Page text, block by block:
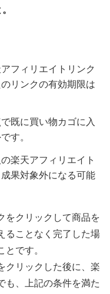
フィリエイトリンク
リンクの有効期限は
既に買い物カゴに入
す。
楽天アフィリエイト
果対象外になる可能
をクリックして商品を
ることなく完了した場
です。
クリックした後に、楽
も、上記の条件を満た